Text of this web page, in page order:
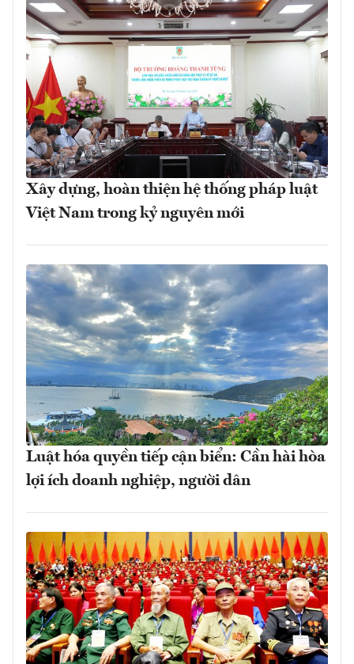
Xây dựng, hoàn thiện hệ thống pháp luật
Việt Nam trong kỷ nguyên mới
Luật hóa quyền tiếp cận biển: Cần hài hòa
lợi ích doanh nghiệp, người dân